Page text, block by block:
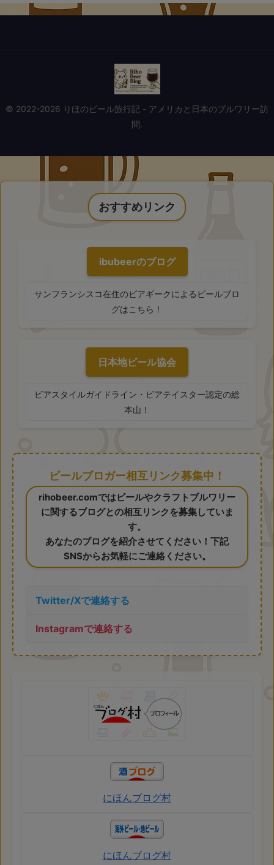
© 2022-2026 りほのビール旅行記 - アメリカと日本のブルワリー訪
問.
おすすめリンク
ibubeerのブログ
サンフランシスコ在住のビアギークによるビールブロ
グはこちら！
日本地ビール協会
ビアスタイルガイドライン・ビアテイスター認定の総
本山！
ビールブロガー相互リンク募集中！
rihobeer.comではビールやクラフトブルワリー
に関するブログとの相互リンクを募集していま
す。
あなたのブログを紹介させてください！下記
SNSからお気軽にご連絡ください。
Twitter/Xで連絡する
Instagramで連絡する
にほんブログ村
にほんブログ村